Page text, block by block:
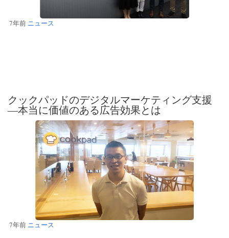
7年前 ニュース
7年前 ニュース
クックパッドのデジタルマーケティング支援
―本当に価値のある広告効果とは